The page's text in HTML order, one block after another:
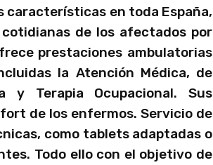
características en toda España,
de los afectados por
prestaciones ambulatorias
la Atención Médica, de
y Terapia Ocupacional. Sus
de los enfermos. Servicio de
como tablets adaptadas o
Todo ello con el objetivo de